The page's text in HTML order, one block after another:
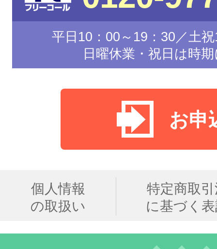
平日10：00～19：30／土
日曜休業・祝日は時
お申
個人情報
の取扱い
特定商取
に基づく